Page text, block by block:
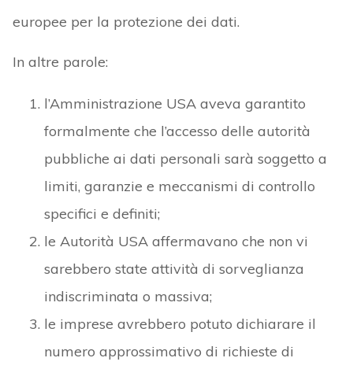
europee per la protezione dei dati.
In altre parole:
l’Amministrazione USA aveva garantito
formalmente che l’accesso delle autorità
pubbliche ai dati personali sarà soggetto a
limiti, garanzie e meccanismi di controllo
specifici e definiti;
le Autorità USA affermavano che non vi
sarebbero state attività di sorveglianza
indiscriminata o massiva;
le imprese avrebbero potuto dichiarare il
numero approssimativo di richieste di